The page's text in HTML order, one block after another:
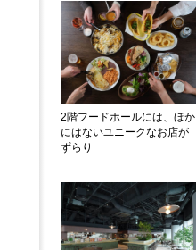
2階フードホールには、ほか
にはないユニークなお店が
ずらり